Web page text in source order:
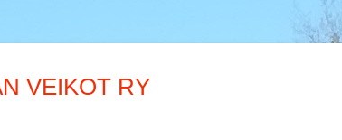
VEIKOT RY